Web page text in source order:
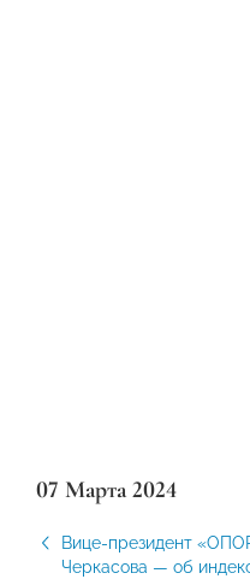
07 Марта 2024
Вице-президент
Черкасова — об